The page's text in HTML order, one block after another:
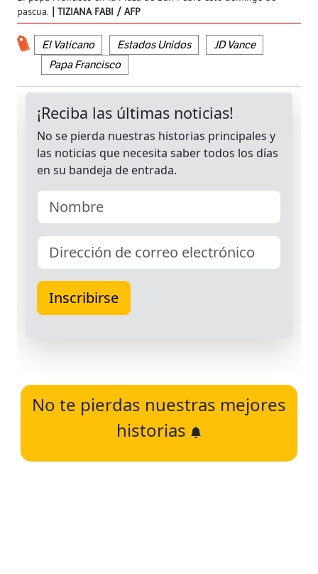
pascua.
TIZIANA FABI / AFP
El Vaticano Estados Unidos
JD Vance
Papa Francisco
No te pierdas nuestras mejores
historias